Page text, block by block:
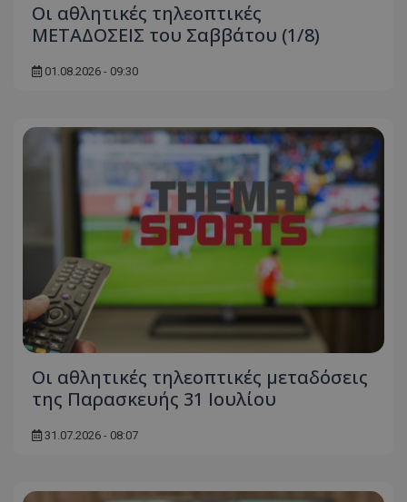
Οι αθλητικές τηλεοπτικές
ΜΕΤΑΔΟΣΕΙΣ του Σαββάτου (1/8)
01.08.2026 - 09:30
Οι αθλητικές τηλεοπτικές μεταδόσεις
της Παρασκευής 31 Ιουλίου
31.07.2026 - 08:07